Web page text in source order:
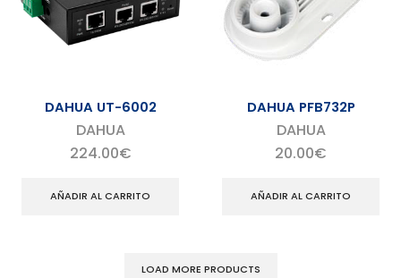
DAHUA UT-6002
DAHUA
224.00€
AÑADIR AL CARRITO
DAHUA PFB732P
DAHUA
20.00€
AÑADIR AL CARRITO
LOAD MORE PRODUCTS